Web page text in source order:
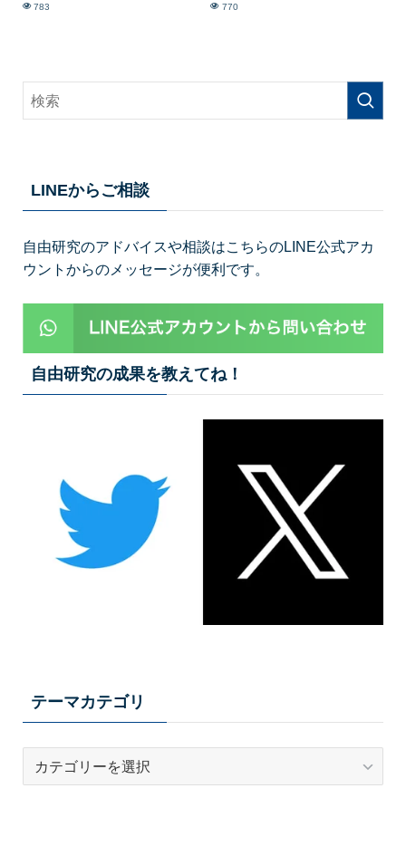
783 770
LINEからご相談
自由研究のアドバイスや相談はこちらのLINE公式アカ
ウントからのメッセージが便利です。
自由研究の成果を教えてね！
テーマカテゴリ